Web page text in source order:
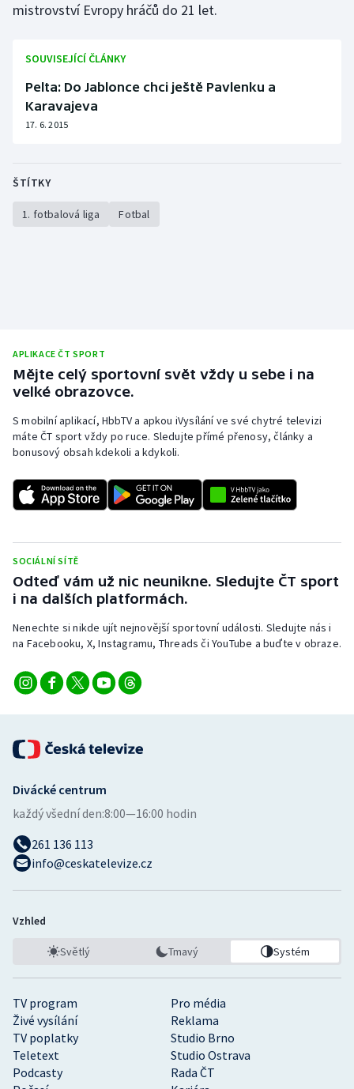
Motorsport
Olympijské hry
Parasport
Plavání
Sportovní střelba
Stolní tenis
Triatlon
Vodní slalom
Volejbal
Ostatní
mistrovství Evropy hráčů do 21 let.
SOUVISEJÍCÍ ČLÁNKY
Pelta: Do Jablonce chci ještě Pavlenku a
Karavajeva
17. 6. 2015
ŠTÍTKY
1. fotbalová liga Fotbal
APLIKACE ČT SPORT
Mějte celý sportovní svět vždy u sebe i na
velké obrazovce.
S mobilní aplikací, HbbTV a apkou iVysílání ve své chytré televizi
máte ČT sport vždy po ruce. Sledujte přímé přenosy, články a
bonusový obsah kdekoli a kdykoli.
SOCIÁLNÍ SÍTĚ
Odteď vám už nic neunikne. Sledujte ČT sport
i na dalších platformách.
Nenechte si nikde ujít nejnovější sportovní události. Sledujte nás i
na Facebooku, X, Instagramu, Threads či YouTube a buďte v obraze.
TV program
Pro média
Živé vysílání
Reklama
TV poplatky
Studio Brno
Teletext
Studio Ostrava
Podcasty
Rada ČT
Divácké centrum
každý všední den:8:00—16:00 hodin
261 136 113
info@ceskatelevize.cz
Vzhled
Světlý Tmavý Systém